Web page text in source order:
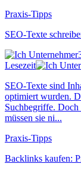
Praxis-Tipps
SEO-Texte
Lesezeit
SEO-Texte sind
optimiert wurden.
Suchbegriffe.
müssen sie ni...
Praxis-Tipps
Backlinks kaufen: